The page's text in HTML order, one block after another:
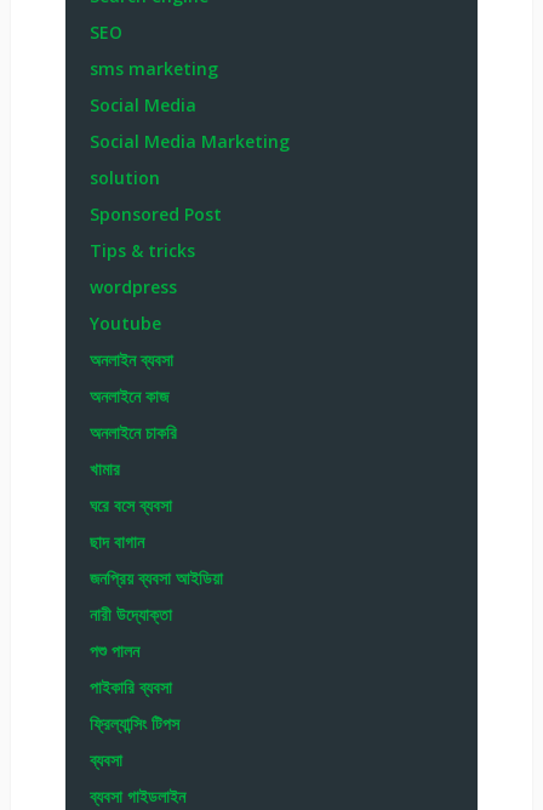
SEO
sms marketing
Social Media
Social Media Marketing
solution
Sponsored Post
Tips & tricks
wordpress
Youtube
অনলাইন ব্যবসা
অনলাইনে কাজ
অনলাইনে চাকরি
খামার
ঘরে বসে ব্যবসা
ছাদ বাগান
জনপ্রিয় ব্যবসা আইডিয়া
নারী উদ্যোক্তা
পশু পালন
পাইকারি ব্যবসা
ফ্রিল্যান্সিং টিপস
ব্যবসা
ব্যবসা গাইডলাইন